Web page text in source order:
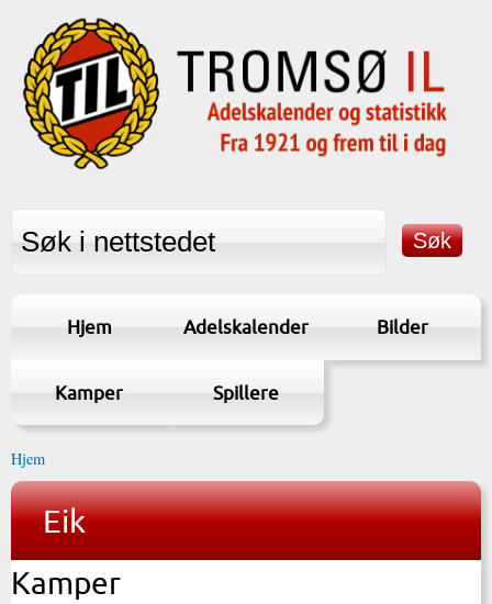
Hjem Adelskalender Bilder
Kamper Spillere
Hjem
Eik
Kamper